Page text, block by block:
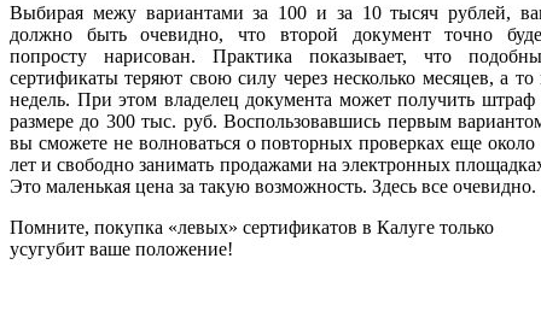
Выбирая межу вариантами за 100 и за 10 тысяч рублей,
должно быть очевидно, что второй документ точно
попросту нарисован. Практика показывает, что
сертификаты теряют свою силу через несколько месяцев, а то
недель. При этом владелец документа может получить штраф
размере до 300 тыс. руб. Воспользовавшись первым
вы сможете не волноваться о повторных проверках еще около
лет и свободно занимать продажами на электронных
Это маленькая цена за такую возможность. Здесь все очевидно.
Помните, покупка «левых» сертификатов в Калуге только
усугубит ваше положение!